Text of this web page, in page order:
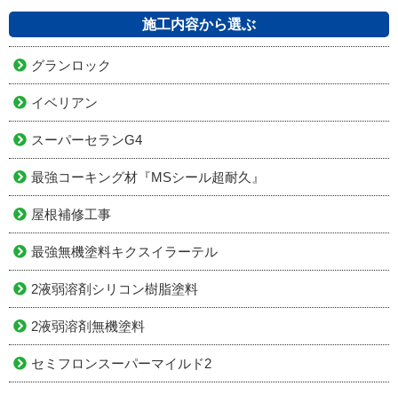
施工内容から選ぶ
グランロック
イベリアン
スーパーセランG4
最強コーキング材『MSシール超耐久』
屋根補修工事
最強無機塗料キクスイラーテル
2液弱溶剤シリコン樹脂塗料
2液弱溶剤無機塗料
セミフロンスーパーマイルド2